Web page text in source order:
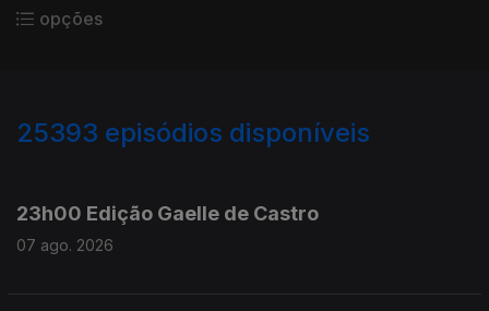
opções
25393 episódios disponíveis
23h00 Edição Gaelle de Castro
07 ago. 2026